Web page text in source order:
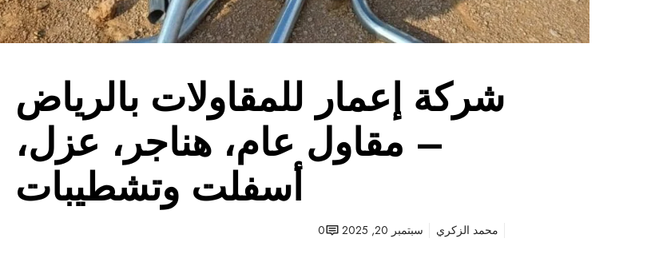
شركة إعمار للمقاولات بالرياض
– مقاول عام، هناجر، عزل،
أسفلت وتشطيبات
محمد الزكري سبتمبر 20, 2025 0